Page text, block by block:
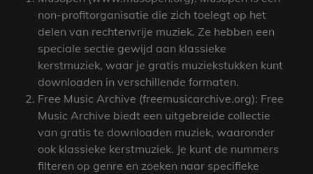
non-profitorganisatie die zich toelegt op het
delen van rechtenvrije muziek. Ze hebben een
speciale sectie gewijd aan klassieke
kerstmuziek, waar je gratis muziekstukken kunt
downloaden in verschillende formaten.
Free Music Archive (freemusicarchive.org): Free
Music Archive biedt een uitgebreide collectie
van gratis te downloaden muziek, waaronder
ook klassieke kerstmuziek. Je kunt de nummers
filteren op genre en zoeken naar specifieke